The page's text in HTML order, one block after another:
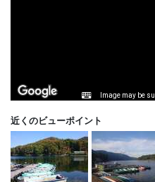
Image may be
近くのビューポイント